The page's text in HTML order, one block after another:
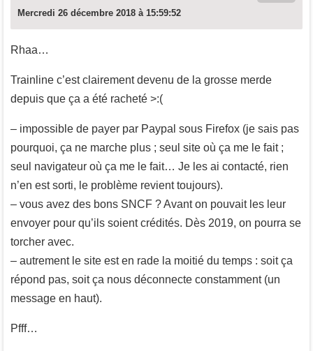
Mercredi 26 décembre 2018 à 15:59:52
Rhaa…
Trainline c’est clairement devenu de la grosse merde
depuis que ça a été racheté >:(
– impossible de payer par Paypal sous Firefox (je sais pas
pourquoi, ça ne marche plus ; seul site où ça me le fait ;
seul navigateur où ça me le fait… Je les ai contacté, rien
n’en est sorti, le problème revient toujours).
– vous avez des bons SNCF ? Avant on pouvait les leur
envoyer pour qu’ils soient crédités. Dès 2019, on pourra se
torcher avec.
– autrement le site est en rade la moitié du temps : soit ça
répond pas, soit ça nous déconnecte constamment (un
message en haut).
Pfff…